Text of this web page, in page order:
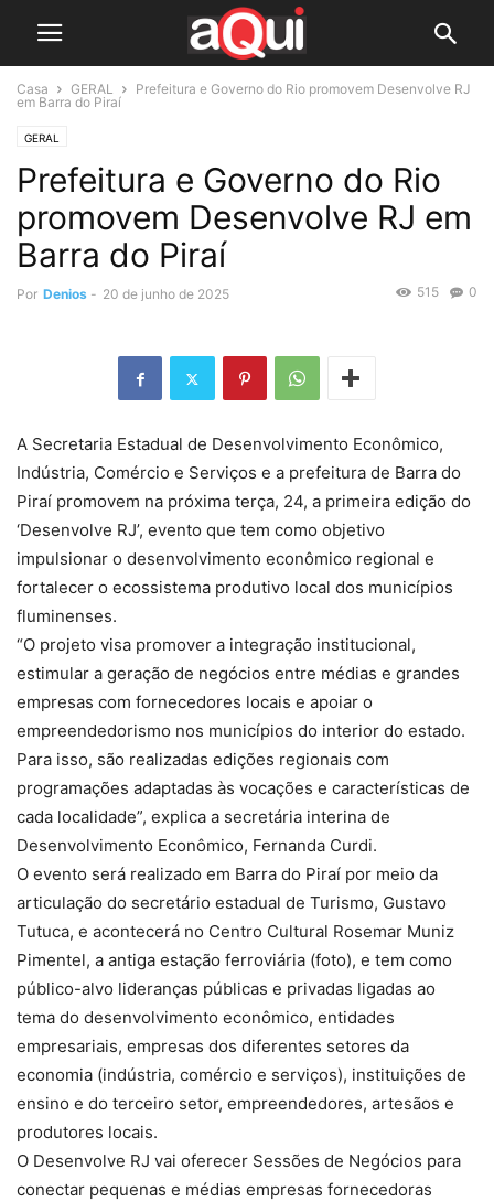
Casa GERAL
Prefeitura e Governo do Rio promovem Desenvolve RJ
em Barra do Piraí
GERAL
Prefeitura e Governo do Rio
promovem Desenvolve RJ em
Barra do Piraí
Por Denios - 20 de junho de 2025 0
515
A Secretaria Estadual de Desenvolvimento Econômico,
Indústria, Comércio e Serviços e a prefeitura de Barra do
Piraí promovem na próxima terça, 24, a primeira edição do
‘Desenvolve RJ’, evento que tem como objetivo
impulsionar o desenvolvimento econômico regional e
fortalecer o ecossistema produtivo local dos municípios
fluminenses.
“O projeto visa promover a integração institucional,
estimular a geração de negócios entre médias e grandes
empresas com fornecedores locais e apoiar o
empreendedorismo nos municípios do interior do estado.
Para isso, são realizadas edições regionais com
programações adaptadas às vocações e características de
cada localidade”, explica a secretária interina de
Desenvolvimento Econômico, Fernanda Curdi.
O evento será realizado em Barra do Piraí por meio da
articulação do secretário estadual de Turismo, Gustavo
Tutuca, e acontecerá no Centro Cultural Rosemar Muniz
Pimentel, a antiga estação ferroviária (foto), e tem como
público-alvo lideranças públicas e privadas ligadas ao
tema do desenvolvimento econômico, entidades
empresariais, empresas dos diferentes setores da
economia (indústria, comércio e serviços), instituições de
ensino e do terceiro setor, empreendedores, artesãos e
produtores locais.
O Desenvolve RJ vai oferecer Sessões de Negócios para
conectar pequenas e médias empresas fornecedoras